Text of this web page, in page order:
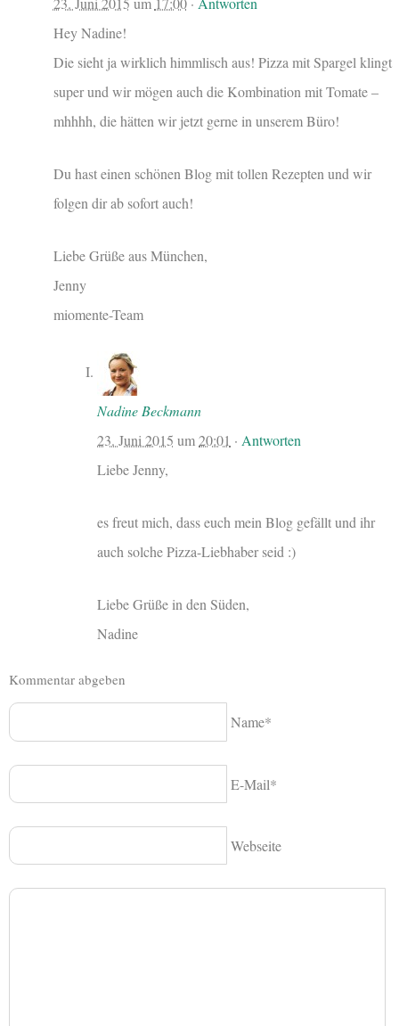
Hey Nadine!
Die sieht ja wirklich himmlisch aus! Pizza mit Spargel klingt
super und wir mögen auch die Kombination mit Tomate –
mhhhh, die hätten wir jetzt gerne in unserem Büro!
Du hast einen schönen Blog mit tollen Rezepten und wir
folgen dir ab sofort auch!
Liebe Grüße aus München,
Jenny
miomente-Team
Nadine Beckmann
23. Juni 2015 um20:01 ·Antworten
Liebe Jenny,
es freut mich, dass euch mein Blog gefällt und ihr
auch solche Pizza-Liebhaber seid :)
Liebe Grüße in den Süden,
Nadine
Kommentar abgeben
Name*
E-Mail*
Webseite